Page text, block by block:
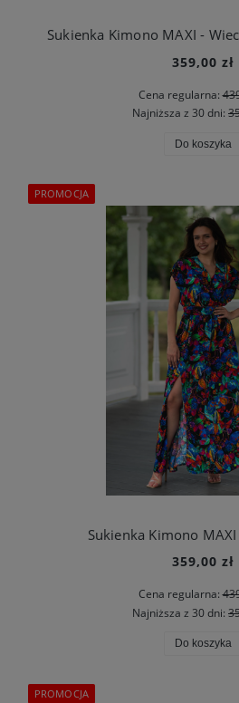
359,00 zł
Cena regularna:
Najniższa z 30 dni:
Do koszyka
Sukienka Kimono
359,00 zł
Cena regularna:
Najniższa z 30 dni:
Do koszyka
PROMOCJA
PROMOCJA